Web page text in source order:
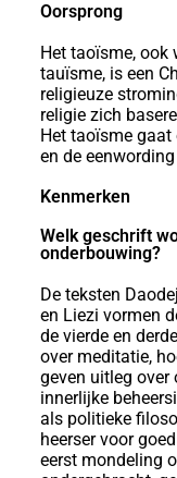
Oorsprong
Het taoïsme, ook
tauïsme, is een
religieuze
religie zich
Het taoïsme gaat
en de
Kenmerken
Welk geschrift
onderbouwing?
De teksten
en Liezi vormen
de vierde en
over meditatie,
geven uitleg over
innerlijke
als politieke
heerser voor
eerst mondeling